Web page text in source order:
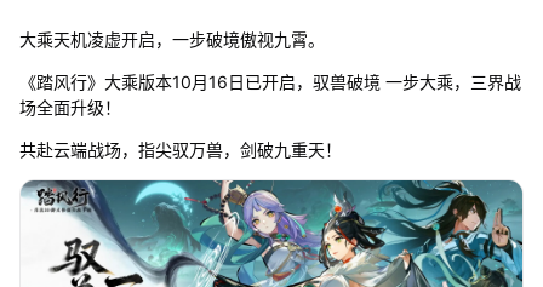
大乘天机凌虚开启，一步破境傲视九霄。
《踏风行》大乘版本10月16日已开启，驭兽破境 一步大乘，三界战
场全面升级！
共赴云端战场，指尖驭万兽，剑破九重天！